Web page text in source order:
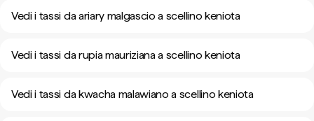
Vedi i tassi da ariary malgascio a scellino keniota
Vedi i tassi da rupia mauriziana a scellino keniota
Vedi i tassi da kwacha malawiano a scellino keniota